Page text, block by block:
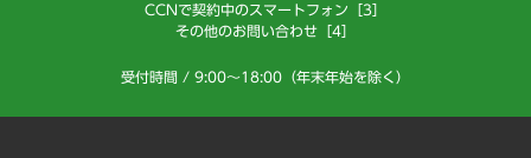
CCNで契約中のスマートフォン［3］
その他のお問い合わせ［4］
受付時間 / 9:00～18:00（年末年始を除く）